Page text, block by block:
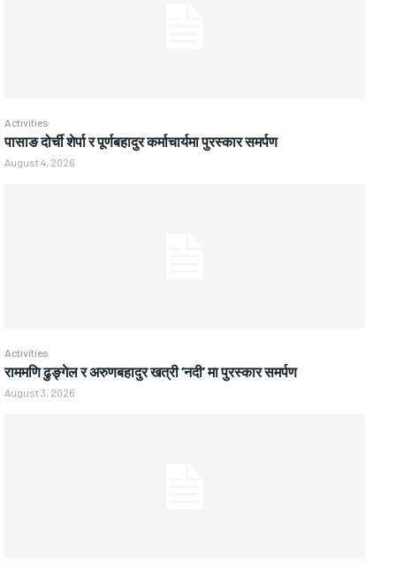
Activities
पासाङ दोर्ची शेर्पा र पूर्णबहादुर कर्माचार्यमा पुरस्कार समर्पण
August 4, 2026
Activities
राममणि ढुङ्गेल र अरुणबहादुर खत्री ‘नदी’ मा पुरस्कार समर्पण
August 3, 2026